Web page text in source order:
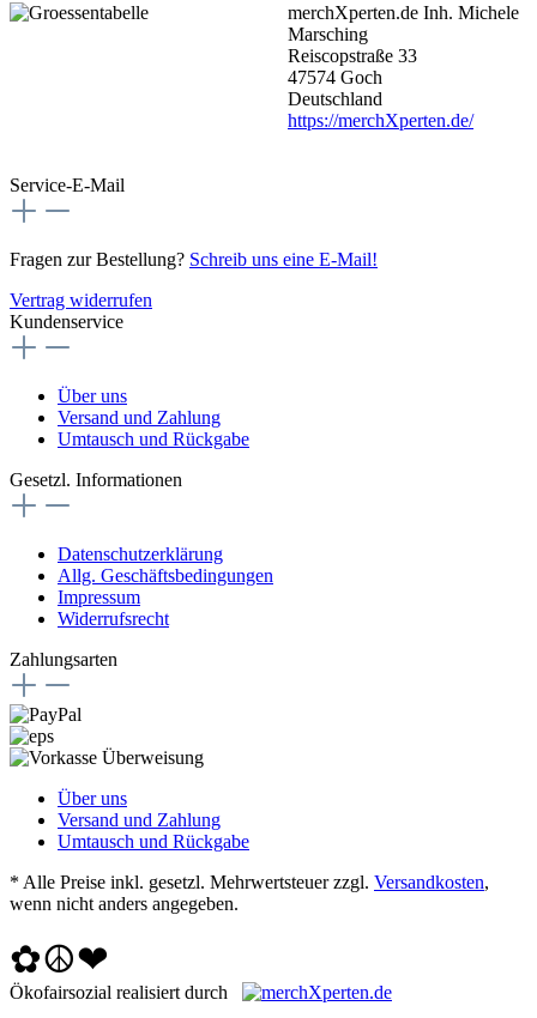
merchXperten.de Inh. Michele
Marsching
Reiscopstraße 33
47574 Goch
Deutschland
https://merchXperten.de/
Service-E-Mail
Fragen zur Bestellung? Schreib uns eine E-Mail!
Vertrag widerrufen
Kundenservice
Über uns
Versand und Zahlung
Umtausch und Rückgabe
Gesetzl. Informationen
Datenschutzerklärung
Allg. Geschäftsbedingungen
Impressum
Widerrufsrecht
Zahlungsarten
Über uns
Versand und Zahlung
Umtausch und Rückgabe
* Alle Preise inkl. gesetzl. Mehrwertsteuer zzgl. Versandkosten,
wenn nicht anders angegeben.
✿☮❤
Ökofairsozial realisiert durch